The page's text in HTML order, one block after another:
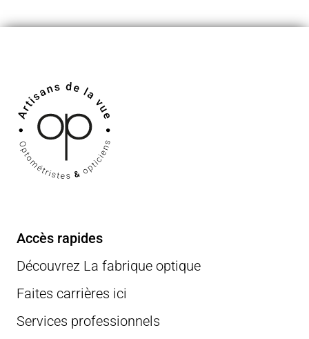
Accès rapides
Découvrez La fabrique optique
Faites carrières ici
Services professionnels